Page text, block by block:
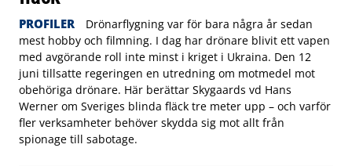
PROFILER
Drönarflygning var för bara några år sedan
mest hobby och filmning. I dag har drönare blivit ett vapen
med avgörande roll inte minst i kriget i Ukraina. Den 12
juni tillsatte regeringen en utredning om motmedel mot
obehöriga drönare. Här berättar Skygaards vd Hans
Werner om Sveriges blinda fläck tre meter upp – och varför
fler verksamheter behöver skydda sig mot allt från
spionage till sabotage.